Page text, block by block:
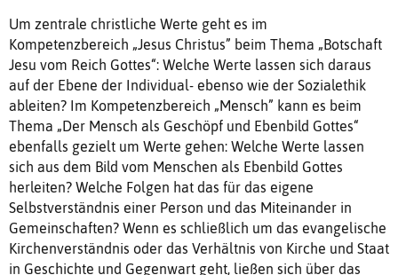
Um zentrale christliche Werte geht es im
Kompetenzbereich „Jesus Christus” beim Thema „Botschaft
Jesu vom Reich Gottes“: Welche Werte lassen sich daraus
auf der Ebene der Individual- ebenso wie der Sozialethik
ableiten? Im Kompetenzbereich „Mensch” kann es beim
Thema „Der Mensch als Geschöpf und Ebenbild Gottes“
ebenfalls gezielt um Werte gehen: Welche Werte lassen
sich aus dem Bild vom Menschen als Ebenbild Gottes
herleiten? Welche Folgen hat das für das eigene
Selbstverständnis einer Person und das Miteinander in
Gemeinschaften? Wenn es schließlich um das evangelische
Kirchenverständnis oder das Verhältnis von Kirche und Staat
in Geschichte und Gegenwart geht, ließen sich über das